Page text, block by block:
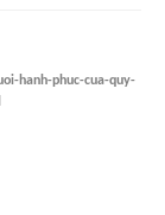
hanh-phuc-cua-quy-